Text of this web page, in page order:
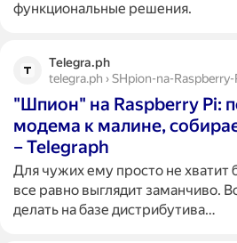
функциональные решения.
Telegra.ph
telegra.ph › SHpion-na-Raspberry-
"Шпион" на Raspberry Pi:
модема к малине,
– Telegraph
Для чужих ему просто не хватит
все равно выглядит заманчиво.
делать на базе дистрибутива…